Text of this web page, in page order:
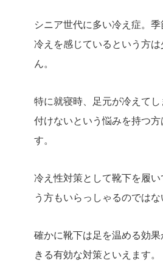
シニア世代に多い冷え症。
冷えを感じているという方
ん。
特に就寝時、足元が冷えて
付けないという悩みを持つ
す。
冷え性対策として靴下を履
う方もいらっしゃるのでは
確かに靴下は足を温める効
きる有効な対策といえます。